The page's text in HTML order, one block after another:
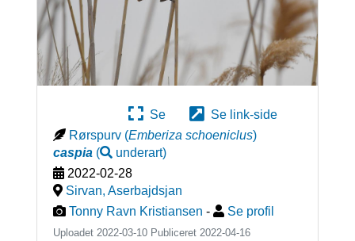
Se
Se link-side
Rørspurv (Emberiza schoeniclus)
caspia( underart)
2022-02-28
Sirvan, Aserbajdsjan
Tonny Ravn Kristiansen - Se profil
Uploadet 2022-03-10 Publiceret 2022-04-16